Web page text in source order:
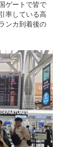
ゲートで皆で
率している高
ンカ到着後の